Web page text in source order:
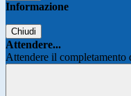
Informazione
Chiudi
Attendere...
Attendere il completamento